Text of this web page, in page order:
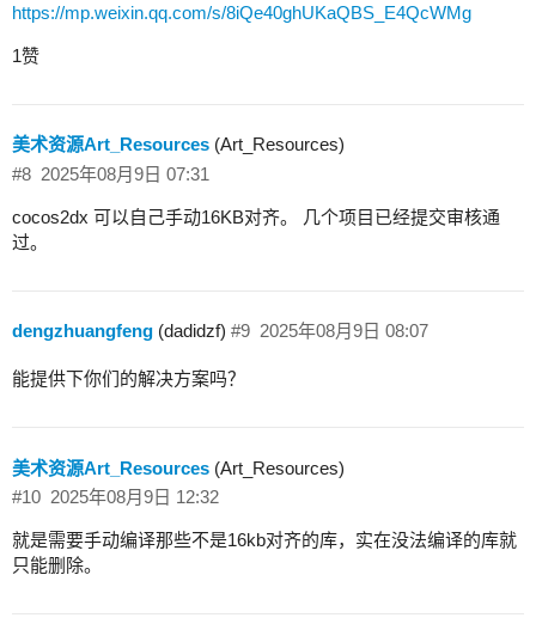
https://mp.weixin.qq.com/s/8iQe40ghUKaQBS_E4QcWMg
1赞
美术资源Art_Resources (Art_Resources)
2025年08月9日 07:31
#8
cocos2dx 可以自己手动16KB对齐。 几个项目已经提交审核通
过。
dengzhuangfeng (dadidzf) 2025年08月9日 08:07
#9
能提供下你们的解决方案吗？
美术资源Art_Resources (Art_Resources)
2025年08月9日 12:32
#10
就是需要手动编译那些不是16kb对齐的库，实在没法编译的库就
只能删除。